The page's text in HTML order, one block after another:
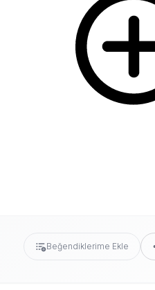
Beğendiklerime Ekle